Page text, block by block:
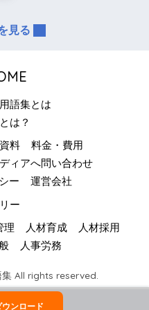
見る
語集とは
は？
料
料金・費用
ィアへ問い合わせ
ー
運営会社
ー
理 人材育成
人材採用
人事労務
All rights reserved.
ンロード